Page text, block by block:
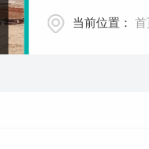
当前位置： 首